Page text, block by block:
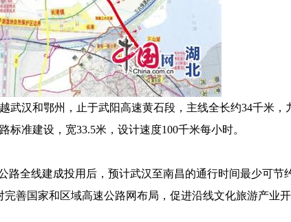
武汉和鄂州，止于武阳高速黄石段，主线全长约34千米，
准建设，宽33.5米，设计速度100千米每小时。
路全线建成投用后，预计武汉至南昌的通行时间最少可节
善国家和区域高速公路网布局，促进沿线文化旅游产业开